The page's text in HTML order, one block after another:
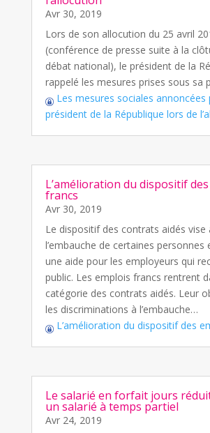
Avr 30, 2019
Lors de son allocution du 25 avril
(conférence de presse suite à la
débat national), le président de la
rappelé les mesures prises sous sa
Les mesures sociales annoncées
président de la République lors de
L’amélioration du dispositif
francs
Avr 30, 2019
Le dispositif des contrats aidés vise
l’embauche de certaines
une aide pour les employeurs qui
public. Les emplois francs rentrent
catégorie des contrats aidés. Leur
les discriminations à l’embauche…
L’amélioration du dispositif des
Le salarié en forfait jours
un salarié à temps partiel
Avr 24, 2019